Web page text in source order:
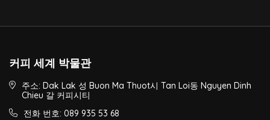
커피 세계 박물관
주소: Dak Lak 성 Buon Ma Thuot시 Tan Loi동 Nguyen Dinh
Chieu 갈 커피시티
전화 번호: 089 935 53 68